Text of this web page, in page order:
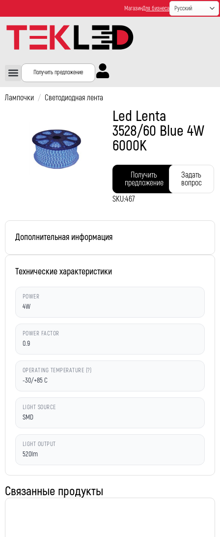
МагазинДля бизнеса
Получить предложение
Лампочки / Светодиодная лента
Led Lenta
3528/60 Blue 4W
6000K
Получить
предложение
Задать
вопрос
SKU:467
Дополнительная информация
Технические характеристики
POWER
4W
POWER FACTOR
0.9
OPERATING TEMPERATURE (?)
-30/+85 C
LIGHT SOURCE
SMD
LIGHT OUTPUT
520lm
Связанные продукты